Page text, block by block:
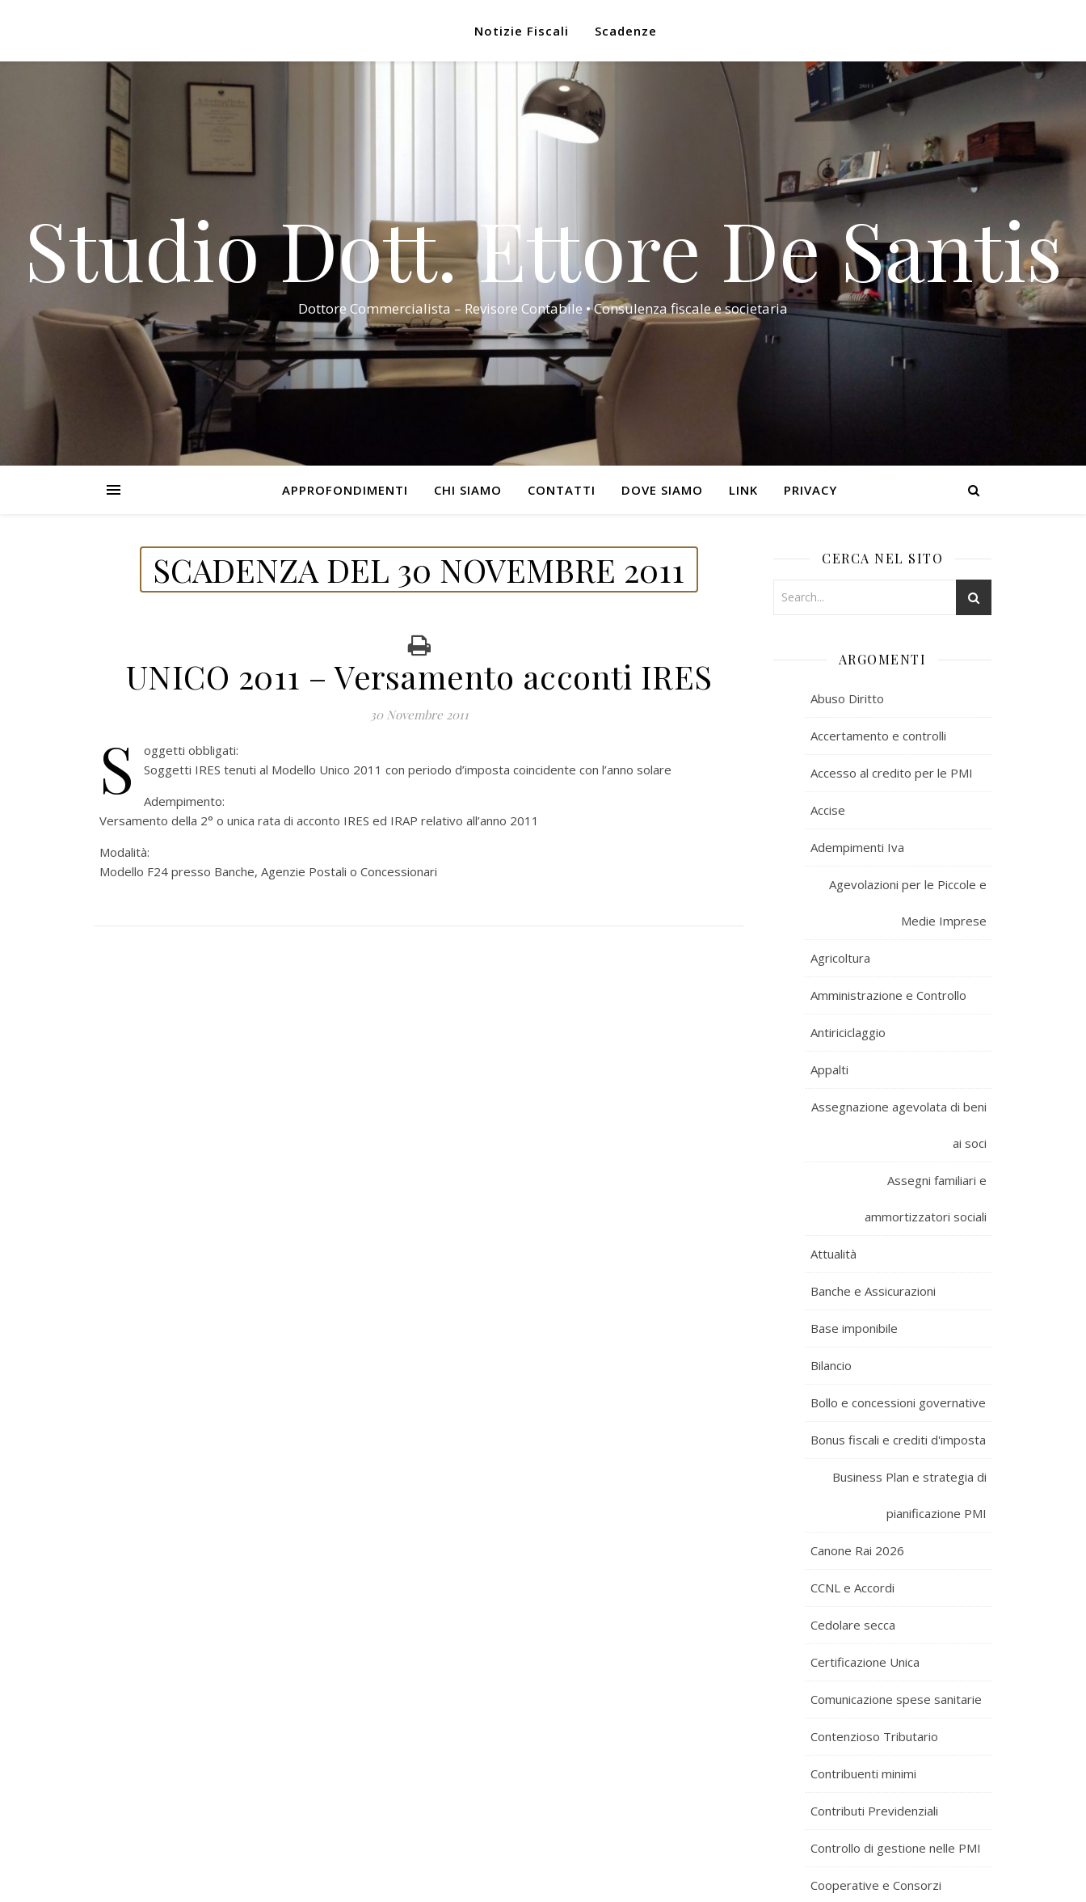
Notizie Fiscali Scadenze
Studio Dott. Ettore De Santis
Dottore Commercialista – Revisore Contabile • Consulenza fiscale e societaria
APPROFONDIMENTI CHI SIAMO CONTATTI DOVE SIAMO LINK PRIVACY
SCADENZA DEL 30 NOVEMBRE 2011
UNICO 2011 – Versamento acconti IRES
30 Novembre 2011
S
oggetti obbligati:
Soggetti IRES tenuti al Modello Unico 2011 con periodo d’imposta coincidente con l’anno solare
Adempimento:
Versamento della 2° o unica rata di acconto IRES ed IRAP relativo all’anno 2011
Modalità:
Modello F24 presso Banche, Agenzie Postali o Concessionari
CERCA NEL SITO
ARGOMENTI
Abuso Diritto
Accertamento e controlli
Accesso al credito per le PMI
Accise
Adempimenti Iva
Agevolazioni per le Piccole e
Medie Imprese
Agricoltura
Amministrazione e Controllo
Antiriciclaggio
Appalti
Assegnazione agevolata di beni
ai soci
Assegni familiari e
ammortizzatori sociali
Attualità
Banche e Assicurazioni
Base imponibile
Bilancio
Bollo e concessioni governative
Bonus fiscali e crediti d'imposta
Business Plan e strategia di
pianificazione PMI
Canone Rai 2026
CCNL e Accordi
Cedolare secca
Certificazione Unica
Comunicazione spese sanitarie
Contenzioso Tributario
Contribuenti minimi
Contributi Previdenziali
Controllo di gestione nelle PMI
Cooperative e Consorzi